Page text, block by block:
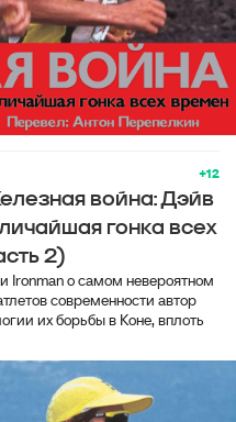
+12
война: Дэйв
гонка всех
2)
Ironman о самом невероятном
современности автор
их борьбы в Коне, вплоть